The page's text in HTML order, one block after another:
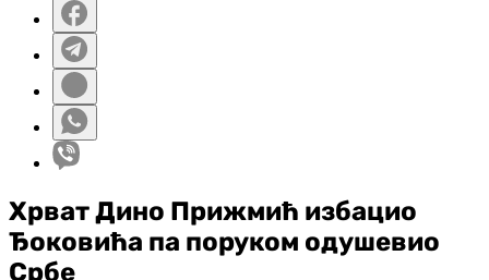
Хрват Дино Прижмић избацио
Ђоковића па поруком одушевио
Србе